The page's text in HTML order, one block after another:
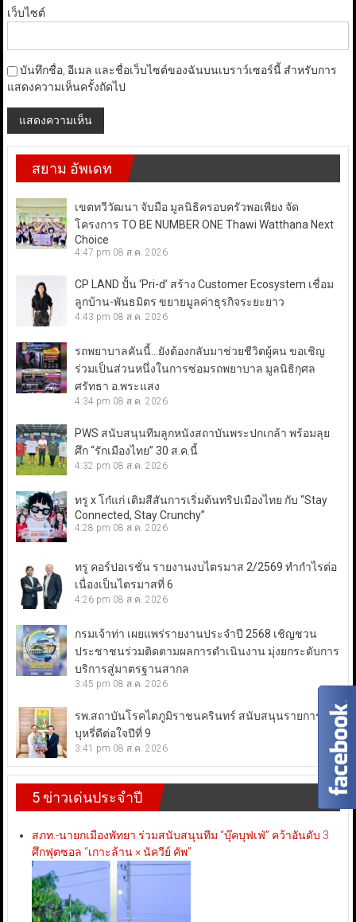
เว็บไซต์
บันทึกชื่อ, อีเมล และชื่อเว็บไซต์ของฉันบนเบราว์เซอร์นี้ สำหรับการ
แสดงความเห็นครั้งถัดไป
สยาม อัพเดท
เขตทวีวัฒนา จับมือ มูลนิธิครอบครัวพอเพียง จัด
โครงการ TO BE NUMBER ONE Thawi Watthana Next
Choice
4:47 pm 08 ส.ค. 2026
CP LAND ปั้น ‘Pri-d’ สร้าง Customer Ecosystem เชื่อม
ลูกบ้าน-พันธมิตร ขยายมูลค่าธุรกิจระยะยาว
4:43 pm 08 ส.ค. 2026
รถพยาบาลคันนี้…ยังต้องกลับมาช่วยชีวิตผู้คน ขอเชิญ
ร่วมเป็นส่วนหนึ่งในการซ่อมรถพยาบาล มูลนิธิกุศล
ศรัทธา อ.พระแสง
4:34 pm 08 ส.ค. 2026
PWS สนับสนุนทีมลูกหนังสถาบันพระปกเกล้า พร้อมลุย
ศึก “รักเมืองไทย” 30 ส.ค.นี้
4:32 pm 08 ส.ค. 2026
ทรู x โก๋แก่ เติมสีสันการเริ่มต้นทริปเมืองไทย กับ “Stay
Connected, Stay Crunchy”
4:28 pm 08 ส.ค. 2026
ทรู คอร์ปอเรชั่น รายงานงบไตรมาส 2/2569 ทำกำไรต่อ
เนื่องเป็นไตรมาสที่ 6
4:26 pm 08 ส.ค. 2026
กรมเจ้าท่า เผยแพร่รายงานประจำปี 2568 เชิญชวน
ประชาชนร่วมติดตามผลการดำเนินงาน มุ่งยกระดับการ
บริการสู่มาตรฐานสากล
3:45 pm 08 ส.ค. 2026
รพ.สถาบันโรคไตภูมิราชนครินทร์ สนับสนุนรายการเลิก
บุหรี่ดีต่อใจปีที่ 9
3:41 pm 08 ส.ค. 2026
5 ข่าวเด่นประจำปี
สภท.-นายกเมืองพัทยา ร่วมสนับสนุนทีม “บุ๊คบุฟเฟ่” คว้าอันดับ 3
ศึกฟุตซอล “เกาะล้าน × นัควีย์ คัพ”